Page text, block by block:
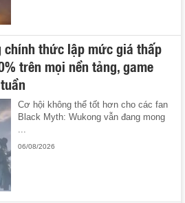
chính thức lập mức giá thấp
trên mọi nền tảng, game
Cơ hội không thể tốt hơn cho các fan
Black Myth: Wukong vẫn đang mong
...
06/08/2026